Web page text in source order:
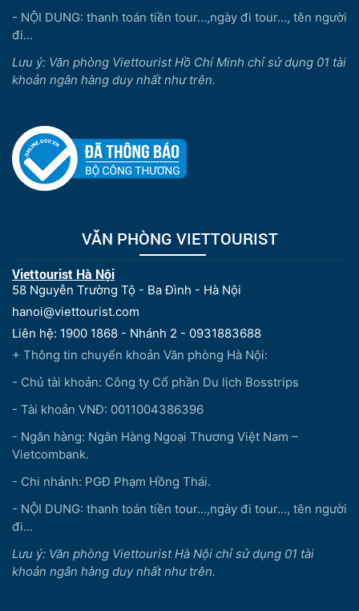
- NỘI DUNG: thanh toán tiền tour...,ngày đi tour..., tên người
đi...
Lưu ý: Văn phòng Viettourist Hồ Chí Minh chỉ sử dụng 01 tài
khoản ngân hàng duy nhất như trên.
VĂN PHÒNG VIETTOURIST
Viettourist Hà Nội
58 Nguyễn Trường Tộ - Ba Đình - Hà Nội
hanoi@viettourist.com
Liên hệ: 1900 1868 - Nhánh 2 - 0931883688
+ Thông tin chuyển khoản Văn phòng Hà Nội:
- Chủ tài khoản: Công ty Cổ phần Du lịch Bosstrips
- Tài khoản VNĐ: 0011004386396
- Ngân hàng: Ngân Hàng Ngoại Thương Việt Nam –
Vietcombank.
- Chi nhánh: PGĐ Phạm Hồng Thái.
- NỘI DUNG: thanh toán tiền tour...,ngày đi tour..., tên người
đi...
Lưu ý: Văn phòng Viettourist Hà Nội chỉ sử dụng 01 tài
khoản ngân hàng duy nhất như trên.